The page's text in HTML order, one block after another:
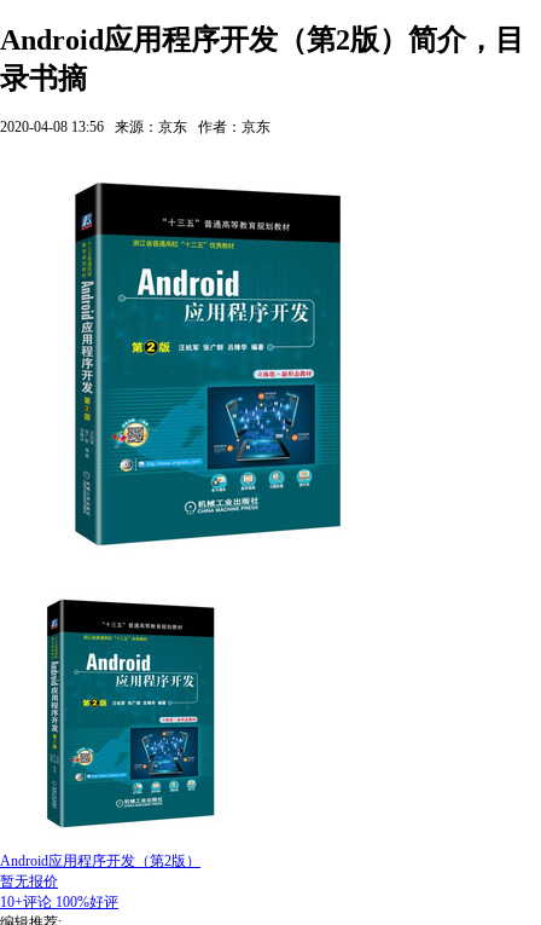
Android应用程序开发（第2版）简介，目
录书摘
2020-04-08 13:56 来源：京东 作者：京东
Android应用程序开发（第2版）
暂无报价
10+评论 100%好评